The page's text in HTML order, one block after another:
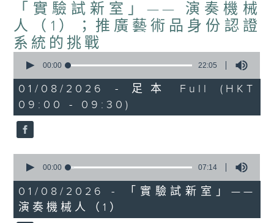
「實驗試新室」—— 演奏機械
人（1）；推廣藝術品身份認證
系統的挑戰
seconds
22
minutes,
5
seconds
00:00 22:05
01/08/2026 - 足本 Full (HKT
09:00 - 09:30)
seconds
7
minutes,
14
seconds
00:00 07:14
01/08/2026 - 「實驗試新室」——
演奏機械人（1）